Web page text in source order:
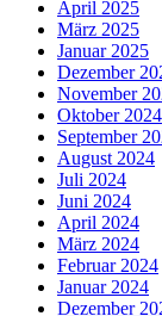
April 2025
März 2025
Januar 2025
Dezember
November
Oktober 2024
September
August 2024
Juli 2024
Juni 2024
April 2024
März 2024
Februar 2024
Januar 2024
Dezember